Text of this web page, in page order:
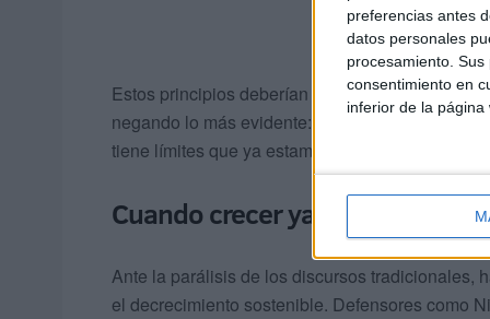
preferencias antes
datos personales
procesamiento.
consentimiento en
inferior de la página
Estos principios deberían bastar para orientar
negando lo más evidente: que la actividad
tiene límites que ya estamos superando.
Cuando crecer ya no es
Ante la parálisis de los discursos tradicionales,
el decrecimiento sostenible. Defensores como